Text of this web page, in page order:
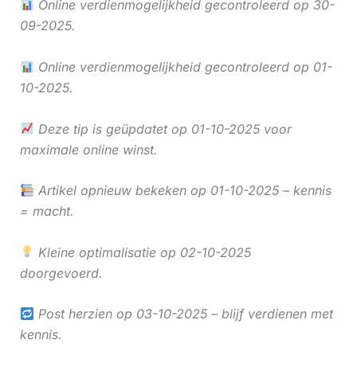
Online verdienmogelijkheid gecontroleerd op 30-
09-2025.
Online verdienmogelijkheid gecontroleerd op 01-
10-2025.
Deze tip is geüpdatet op 01-10-2025 voor
maximale online winst.
Artikel opnieuw bekeken op 01-10-2025 – kennis
= macht.
Kleine optimalisatie op 02-10-2025
doorgevoerd.
Post herzien op 03-10-2025 – blijf verdienen met
kennis.